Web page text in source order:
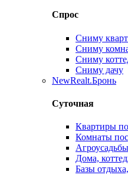
Спрос
Сниму
Сниму
Сниму
Сниму дачу
NewRealt.Бронь
Суточная
Квартиры
Комнаты
Агроусадьбы
Дома,
Базы